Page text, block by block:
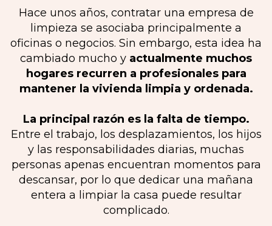
Hace unos años, contratar una empresa de
limpieza se asociaba principalmente a
oficinas o negocios. Sin embargo, esta idea ha
cambiado mucho y actualmente muchos
hogares recurren a profesionales para
mantener la vivienda limpia y ordenada.
La principal razón es la falta de tiempo.
Entre el trabajo, los desplazamientos, los hijos
y las responsabilidades diarias, muchas
personas apenas encuentran momentos para
descansar, por lo que dedicar una mañana
entera a limpiar la casa puede resultar
complicado.